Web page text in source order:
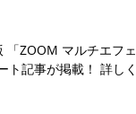
マルチエフ
ト記事が掲載！ 詳し